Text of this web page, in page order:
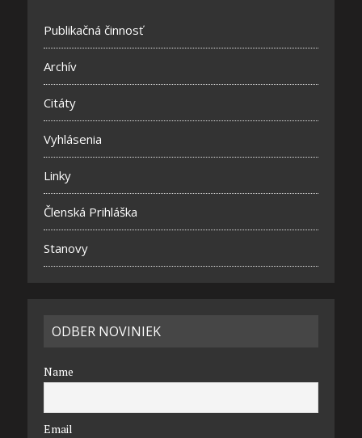
Publikačná činnosť
Archív
Citáty
Vyhlásenia
Linky
Členská Prihláška
Stanovy
ODBER NOVINIEK
Name
Email